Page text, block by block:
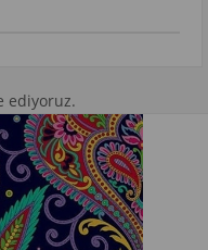
ediyoruz.